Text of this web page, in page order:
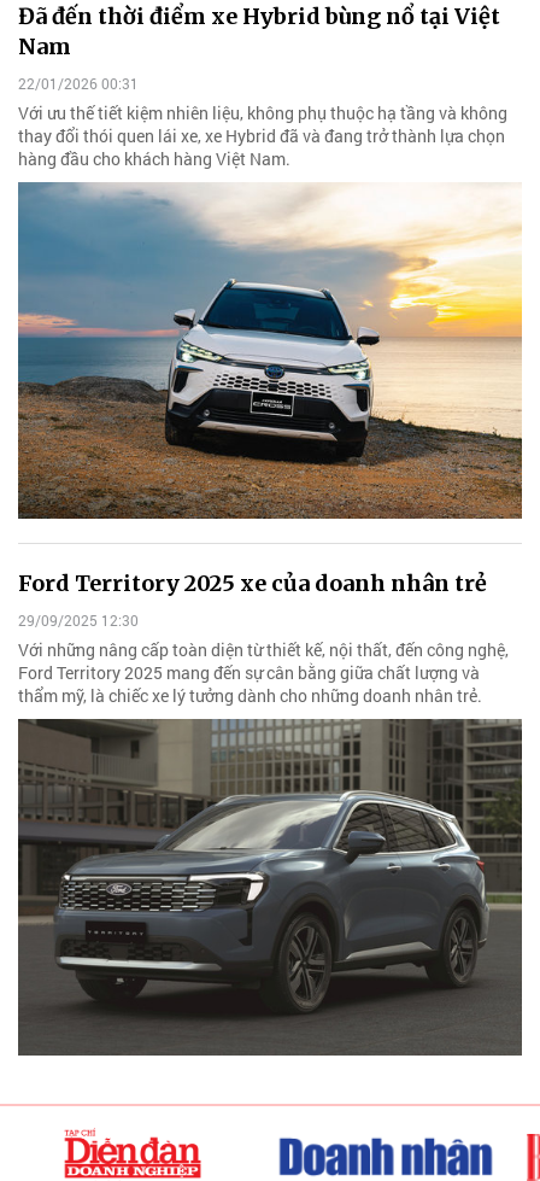
Đã đến thời điểm xe Hybrid bùng nổ tại Việt
Nam
22/01/2026 00:31
Với ưu thế tiết kiệm nhiên liệu, không phụ thuộc hạ tầng và không
thay đổi thói quen lái xe, xe Hybrid đã và đang trở thành lựa chọn
hàng đầu cho khách hàng Việt Nam.
Ford Territory 2025 xe của doanh nhân trẻ
29/09/2025 12:30
Với những nâng cấp toàn diện từ thiết kế, nội thất, đến công nghệ,
Ford Territory 2025 mang đến sự cân bằng giữa chất lượng và
thẩm mỹ, là chiếc xe lý tưởng dành cho những doanh nhân trẻ.